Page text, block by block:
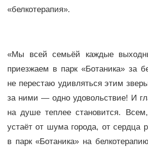
«белкотерапия».
«Мы всей семьёй каждые
приезжаем в парк «Ботаника» за
не перестаю удивляться этим
за ними — одно удовольствие! И
на душе теплее становится.
устаёт от шума города, от сердца
в парк «Ботаника» на